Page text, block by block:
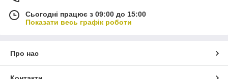
Сьогодні працює з 09:00 до 15:00
Показати весь графік роботи
Про нас